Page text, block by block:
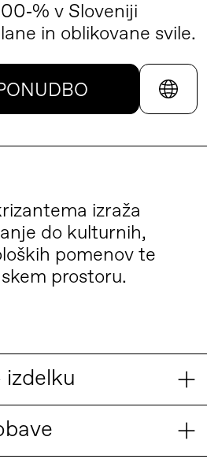
v Sloveniji
in oblikovane svile.
izraža
do kulturnih,
pomenov te
prostoru.
kot roža
vseh svetih,
ter literarna dela,
Bela krizantema.
večstoletno
in svilarstva na
izdelku
3 cm